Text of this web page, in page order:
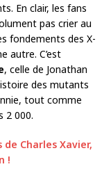
En clair, les fans
pas crier au
fondements des X-
autre. C’est
, celle de Jonathan
des mutants
tout comme
2 000.
Charles Xavier,
!